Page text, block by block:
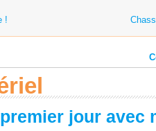
!
jour avec